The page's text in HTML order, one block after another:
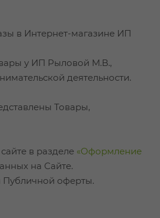
в Интернет-магазине ИП
у ИП Рыловой М.В.,
деятельности.
Товары,
в разделе «Оформление
на Сайте.
Публичной оферты.